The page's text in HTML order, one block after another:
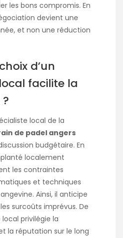
les bons compromis. En
devient une
et non une réduction
d’un
facilite la
local de la
de padel angers
budgétaire. En
localement
les contraintes
et techniques
Ainsi, il anticipe
surcoûts imprévus. De
privilégie la
la réputation sur le long